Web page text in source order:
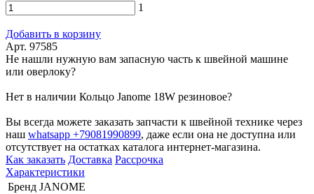
1
Добавить в корзину
Арт. 97585
Не нашли нужную вам запасную часть к швейной машине
или оверлоку?
Нет в наличии Кольцо Janome 18W резиновое?
Вы всегда можете заказать запчасти к швейной технике через
наш whatsapp +79081990899, даже если она не доступна или
отсутствует на остатках каталога интернет-магазина.
Как заказать Доставка Рассрочка
Характеристики
Бренд JANOME